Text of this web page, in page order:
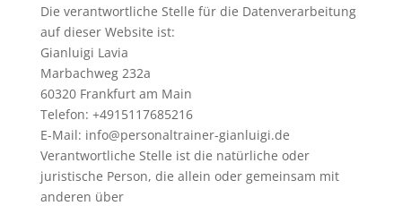
Die verantwortliche Stelle für die Datenverarbeitung
auf dieser Website ist:
Gianluigi Lavia
Marbachweg 232a
60320 Frankfurt am Main
Telefon: +4915117685216
E-Mail: info@personaltrainer-gianluigi.de
Verantwortliche Stelle ist die natürliche oder
juristische Person, die allein oder gemeinsam mit
anderen über